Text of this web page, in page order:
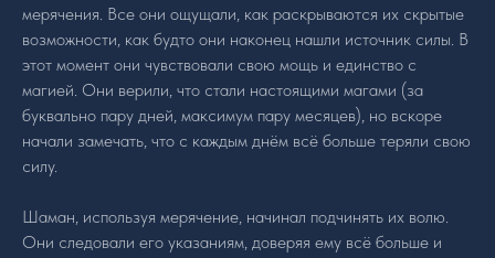
мерячения. Все они ощущали, как раскрываются их скрытые
возможности, как будто они наконец нашли источник силы. В
этот момент они чувствовали свою мощь и единство с
магией. Они верили, что стали настоящими магами (за
буквально пару дней, максимум пару месяцев), но вскоре
начали замечать, что с каждым днём всё больше теряли свою
силу.
Шаман, используя мерячение, начинал подчинять их волю.
Они следовали его указаниям, доверяя ему всё больше и